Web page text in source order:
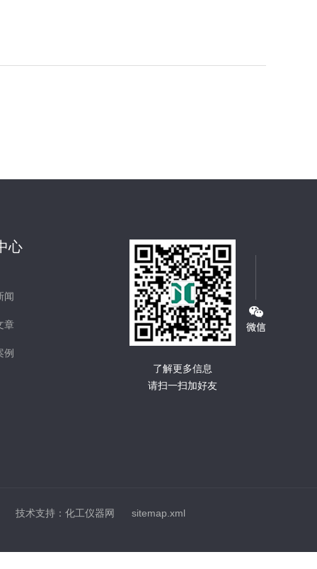
心
闻
章
例
了解更多信息
请扫一扫加好友
术支持： 化工仪器网 sitemap.xml